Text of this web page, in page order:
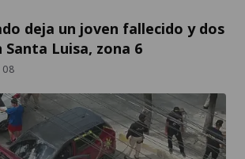
deja un joven fallecido y dos
Luisa, zona 6
08